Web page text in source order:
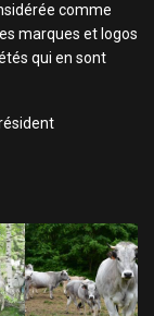
comme
marques et logos
qui en sont